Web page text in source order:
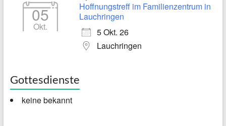
05
Okt.
Hoffnungstreff im Familienzentrum in
Lauchringen
5 Okt. 26
Lauchringen
Gottesdienste
keine bekannt